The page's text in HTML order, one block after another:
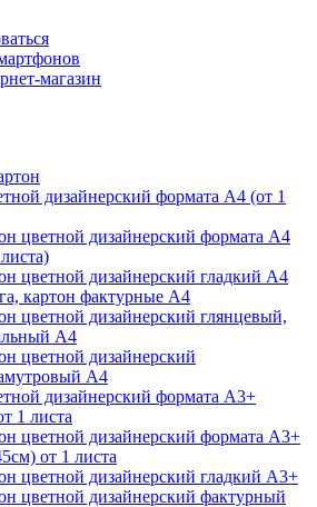
дизайнерский формата А4 (от 1
цветной дизайнерский формата А4
цветной дизайнерский гладкий А4
картон фактурные А4
цветной дизайнерский глянцевый,
А4
цветной дизайнерский
А4
дизайнерский формата А3+
1 листа
цветной дизайнерский формата А3+
от 1 листа
цветной дизайнерский гладкий А3+
цветной дизайнерский фактурный